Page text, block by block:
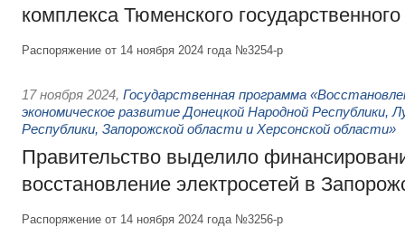
комплекса Тюменского
Распоряжение от 14 ноября 2024 года №3254-р
17 ноября 2024, Государственная программа
экономическое развитие Донецкой Народной Республики,
Республики, Запорожской области и Херсонской области»
Правительство выделило
восстановление электросетей в
Распоряжение от 14 ноября 2024 года №3256-р